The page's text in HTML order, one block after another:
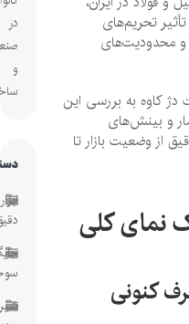
به بررسی این
بینش‌های
بازار تا
کلی
ساختمان
دسته‌ها
شیرآلات